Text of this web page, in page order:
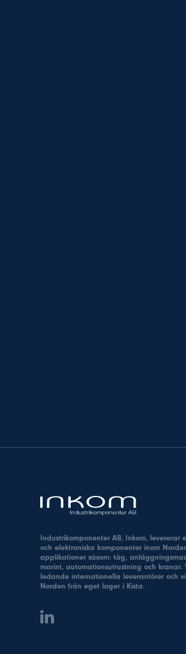
Industrikomponenter AB, Inkom, levererar
och elektroniska komponenter inom
applikationer såsom: tåg,
marint, automationsutrustning och kranar.
ledande internationella leverantörer och
Norden från eget lager i Kista.